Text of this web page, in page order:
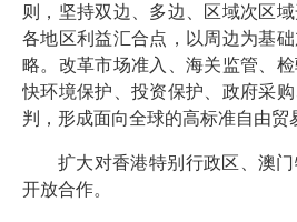
则，坚持双边、多边、区域次区
各地区利益汇合点，以周边为基
略。改革市场准入、海关监管、
快环境保护、投资保护、政府采
判，形成面向全球的高标准自由贸
扩大对香港特别行政区、澳
开放合作。